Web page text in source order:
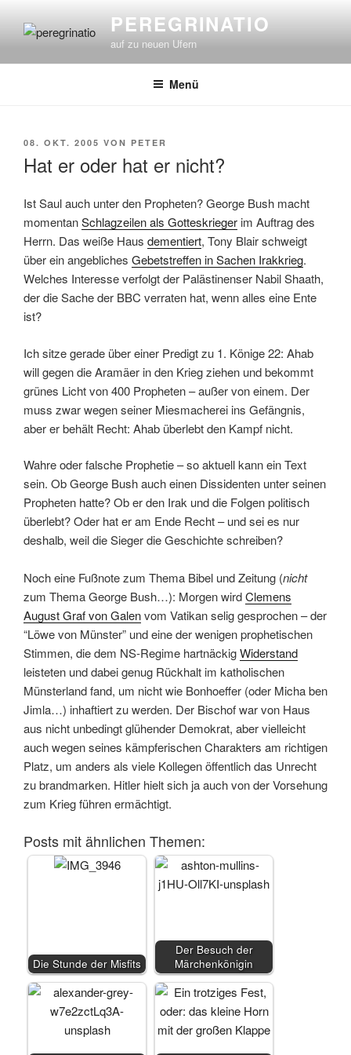
Inhalt
PEREGRINATIO
auf zu neuen Ufern
Menü
VERÖFFENTLICHT
08. OKT. 2005 VON PETER
Hat er oder hat er nicht?
Ist Saul auch unter den Propheten? George Bush macht
momentanSchlagzeilen als Gotteskrieger im Auftrag des
Herrn. Das weiße Haus dementiert, Tony Blair schweigt
über ein angebliches Gebetstreffen in Sachen Irakkrieg.
Welches Interesse verfolgt der Palästinenser Nabil Shaath,
der die Sache der BBC verraten hat, wenn alles eine Ente
ist?
Ich sitze gerade über einer Predigt zu 1. Könige 22: Ahab
will gegen die Aramäer in den Krieg ziehen und bekommt
grünes Licht von 400 Propheten – außer von einem. Der
muss zwar wegen seiner Miesmacherei ins Gefängnis,
aber er behält Recht: Ahab überlebt den Kampf nicht.
Wahre oder falsche Prophetie – so aktuell kann ein Text
sein. Ob George Bush auch einen Dissidenten unter seinen
Propheten hatte? Ob er den Irak und die Folgen politisch
überlebt? Oder hat er am Ende Recht – und sei es nur
deshalb, weil die Sieger die Geschichte schreiben?
Noch eine Fußnote zum Thema Bibel und Zeitung (nicht
zum Thema George Bush…): Morgen wirdClemens
August Graf von Galenvom Vatikan selig gesprochen – der
“Löwe von Münster” und eine der wenigen prophetischen
Stimmen, die dem NS-Regime hartnäckigWiderstand
leisteten und dabei genug Rückhalt im katholischen
Münsterland fand, um nicht wie Bonhoeffer (oder Micha ben
Jimla…) inhaftiert zu werden. Der Bischof war von Haus
aus nicht unbedingt glühender Demokrat, aber vielleicht
auch wegen seines kämpferischen Charakters am richtigen
Platz, um anders als viele Kollegen öffentlich das Unrecht
zu brandmarken. Hitler hielt sich ja auch von der Vorsehung
zum Krieg führen ermächtigt.
Posts mit ähnlichen Themen:
Die Stunde der Misfits
Der Besuch der
Märchenkönigin